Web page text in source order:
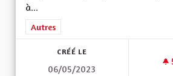
à...
Filtrer les résultats de la catégorie :
Autres
CRÉÉ LE
06/05/2023